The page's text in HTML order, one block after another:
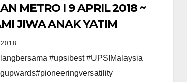
I 9 APRIL 2018 ~
JIWA ANAK YATIM
#upsibest #UPSIMalaysia